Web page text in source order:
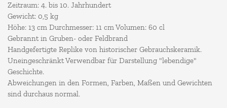
Zeitraum: 4. bis 10. Jahrhundert
Gewicht: 0,5 kg
Höhe: 13 cm Durchmesser: 11 cm Volumen: 60 cl
Gebrannt in Gruben- oder Feldbrand
Handgefertigte Replike von historischer Gebrauchskeramik.
Uneingeschränkt Verwendbar für Darstellung "lebendige"
Geschichte.
Abweichungen in den Formen, Farben, Maßen und Gewichten
sind durchaus normal.